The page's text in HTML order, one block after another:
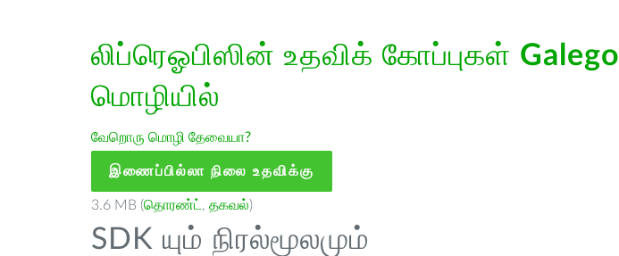
லிப்ரெஓபிஸின் உதவிக் கோப்புகள் Galego
மொழியில்
வேறொரு மொழி தேவையா?
இணைப்பில்லா நிலை உதவிக்கு
3.6 MB (தொரண்ட் , தகவல்)
SDK யும் நிரல்மூலமும்